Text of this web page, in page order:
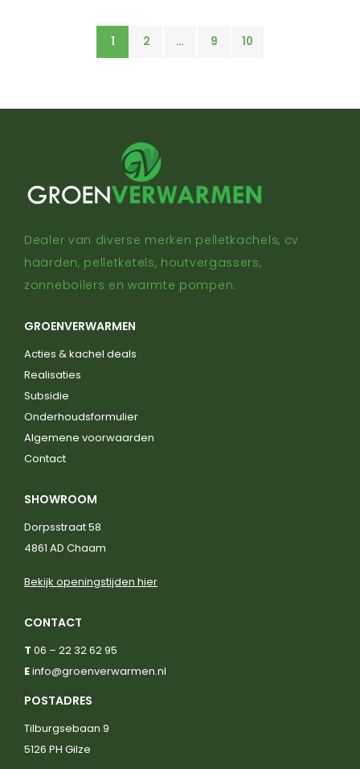
1 2 … 9 10
Dealer van diverse merken pelletkachels, cv
haarden, pelletketels, houtvergassers,
zonneboilers en warmte pompen.
GROENVERWARMEN
Acties & kachel deals
Realisaties
Subsidie
Onderhoudsformulier
Algemene voorwaarden
Contact
SHOWROOM
Dorpsstraat 58
4861 AD Chaam
Bekijk openingstijden hier
CONTACT
T 06 – 22 32 62 95
Einfo@groenverwarmen.nl
POSTADRES
Tilburgsebaan 9
5126 PH Gilze